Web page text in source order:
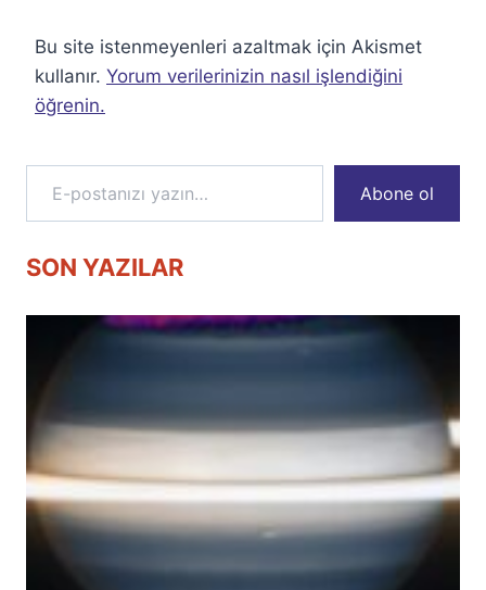
Bu site istenmeyenleri azaltmak için Akismet
kullanır. Yorum verilerinizin nasıl işlendiğini
öğrenin.
E-postanızı yazın…
Abone ol
SON YAZILAR